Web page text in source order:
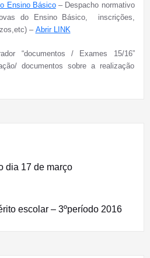
Ensino Básico– Despacho normativo
do Ensino Básico, inscrições,
– Abrir LINK
“documentos / Exames 15/16”
documentos sobre a realização
dia 17 de março
escolar – 3ºperíodo 2016